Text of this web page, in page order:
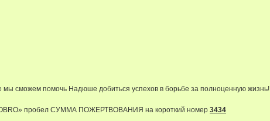
мы сможем помочь Надюше добиться успехов в борьбе за полноценную жизнь!
пробел СУММА ПОЖЕРТВОВАНИЯ на короткий номер 3434